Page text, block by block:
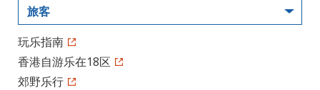
旅客
玩乐指南
香港自游乐在18区
郊野乐行